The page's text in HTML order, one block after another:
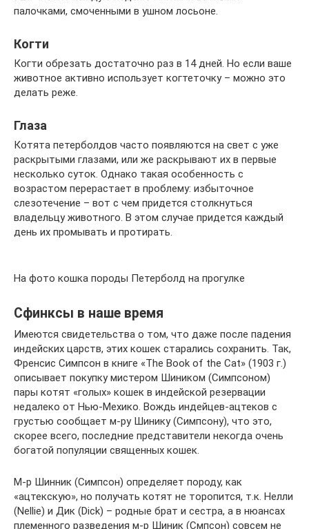
палочками, смоченными в ушном лосьоне.
Когти
Когти обрезать достаточно раз в 14 дней. Но если ваше
животное активно использует когтеточку – можно это
делать реже.
Глаза
Котята петерболдов часто появляются на свет с уже
раскрытыми глазами, или же раскрывают их в первые
несколько суток. Однако такая особенность с
возрастом перерастает в проблему: избыточное
слезотечение – вот с чем придется столкнуться
владельцу животного. В этом случае придется каждый
день их промывать и протирать.
На фото кошка породы Петерболд на прогулке
Сфинксы в наше время
Имеются свидетельства о том, что даже после падения
индейских царств, этих кошек старались сохранить. Так,
Френсис Симпсон в книге «The Book of the Cat» (1903 г.)
описывает покупку мистером Шиником (Симпсоном)
пары котят «голых» кошек в индейской резервации
недалеко от Нью-Мехико. Вождь индейцев-ацтеков с
грустью сообщает м-ру Шинику (Симпсону), что это,
скорее всего, последние представители некогда очень
богатой популяции священных кошек.
М-р Шинник (Симпсон) определяет породу, как
«ацтекскую», но получать котят не торопится, т.к. Нелли
(Nellie) и Дик (Dick) – родные брат и сестра, а в нюансах
племенного разведения м-р Шиник (Смпсон) совсем не